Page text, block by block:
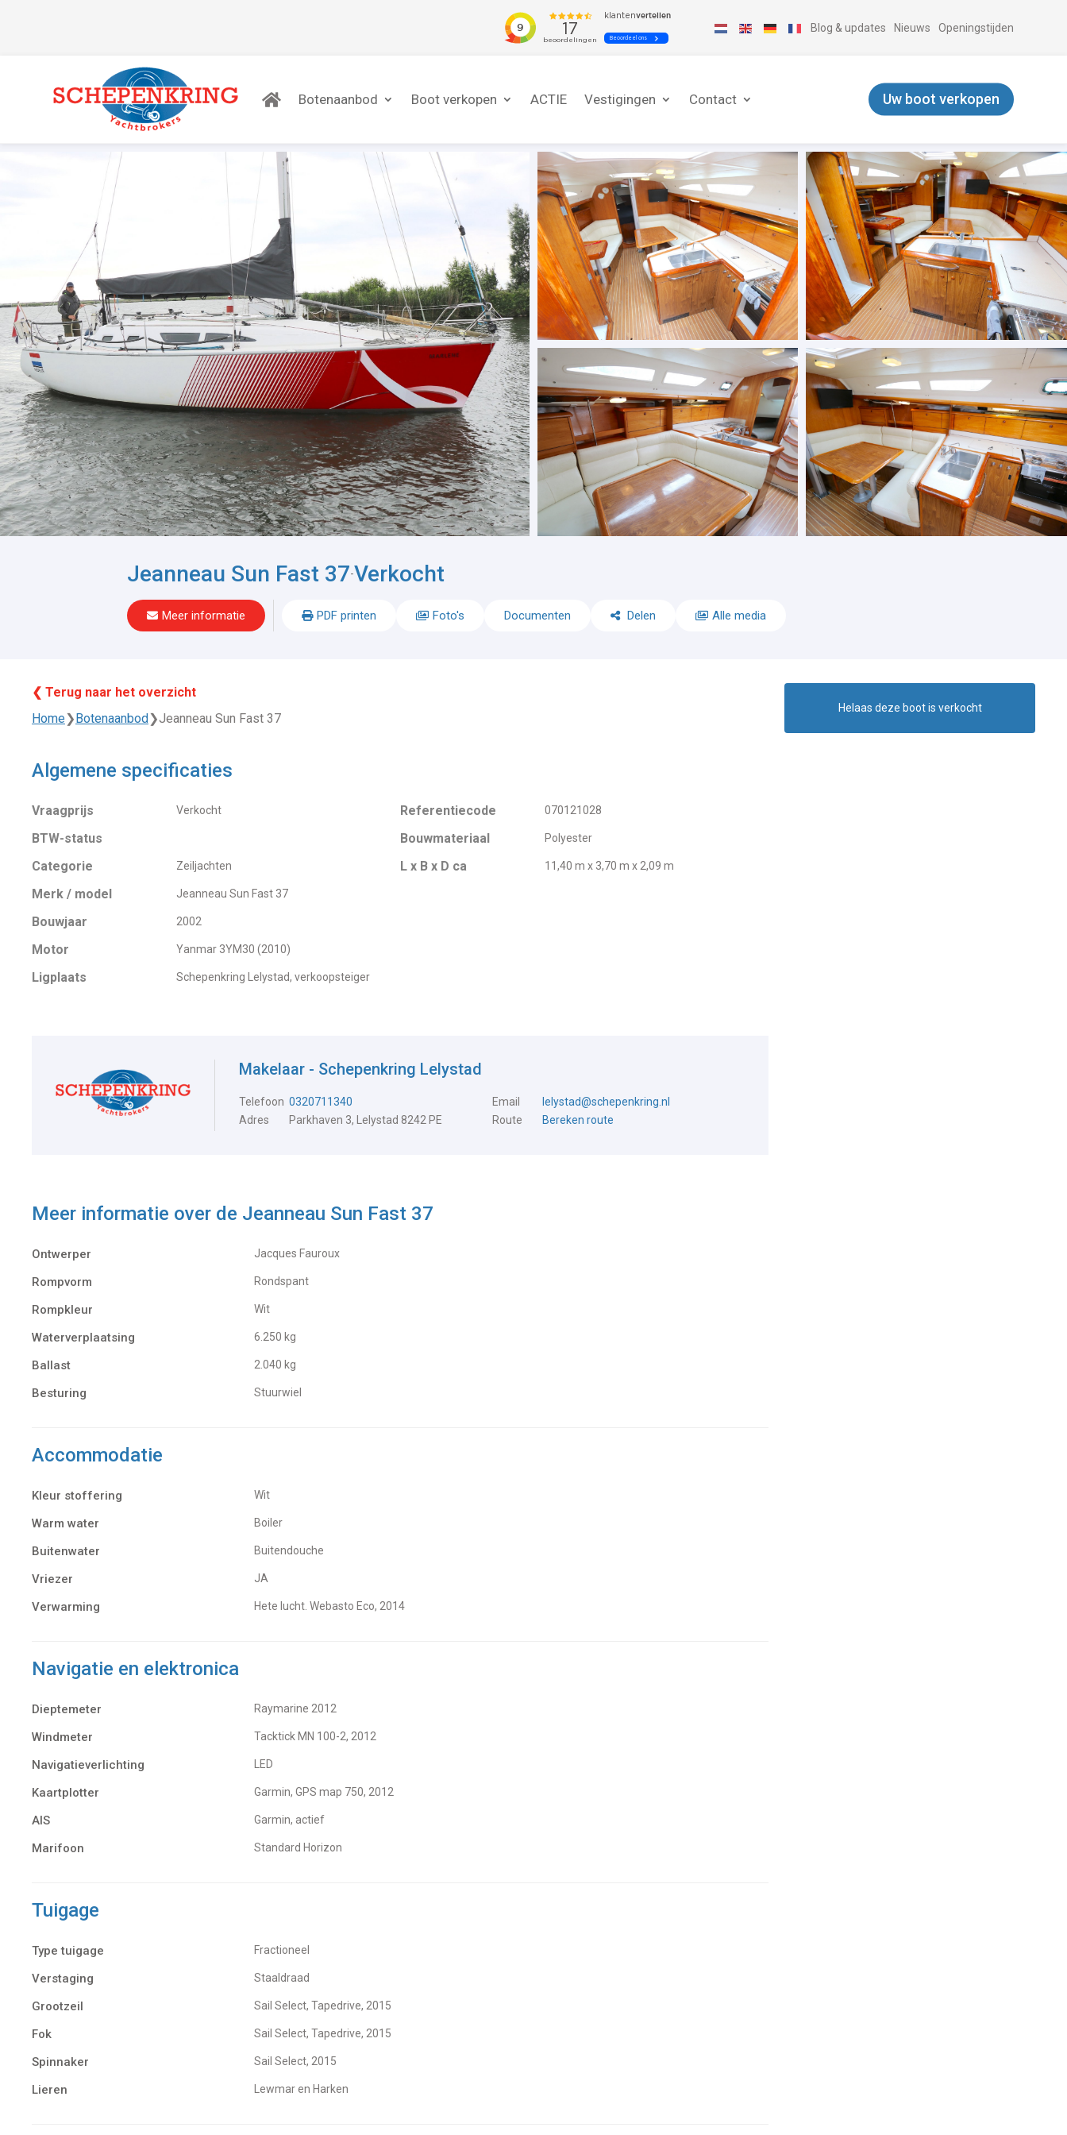
Blog & updates Nieuws Openingstijden
Botenaanbod Boot verkopen ACTIE Vestigingen Contact Uw boot verkopen
Jeanneau Sun Fast 37-Verkocht
Meer informatie PDF printen Foto's Documenten Delen Alle media
❮ Terug naar het overzicht
Home❯ Botenaanbod ❯Jeanneau Sun Fast 37
Algemene specificaties
Vraagprijs Verkocht
BTW-status
Categorie
Zeiljachten
Merk / model Jeanneau Sun Fast 37
Bouwjaar 2002
Motor Yanmar 3YM30 (2010)
Ligplaats Schepenkring Lelystad, verkoopsteiger
Referentiecode 070121028
Bouwmateriaal Polyester
L x B x D ca 11,40 m x 3,70 m x 2,09 m
Makelaar - Schepenkring Lelystad
Telefoon 0320711340 Email
lelystad@schepenkring.nl
Adres
Parkhaven 3, Lelystad 8242 PE Route Bereken route
Meer informatie over de Jeanneau Sun Fast 37
Ontwerper Jacques Fauroux
Rompvorm Rondspant
Rompkleur Wit
Waterverplaatsing 6.250 kg
Ballast 2.040 kg
Besturing Stuurwiel
Accommodatie
Kleur stoffering Wit
Warm water Boiler
Buitenwater buitendouche
Vriezer JA
Verwarming hete lucht. Webasto Eco, 2014
Navigatie en elektronica
Dieptemeter Raymarine 2012
Windmeter Tacktick MN 100-2, 2012
Navigatieverlichting LED
Kaartplotter Garmin, GPS map 750, 2012
AIS Garmin, actief
Marifoon Standard Horizon
Tuigage
Type tuigage Fractioneel
Verstaging Staaldraad
Grootzeil Sail Select, Tapedrive, 2015
Fok Sail Select, Tapedrive, 2015
Spinnaker Sail Select, 2015
Lieren Lewmar en Harken
Helaas deze boot is verkocht